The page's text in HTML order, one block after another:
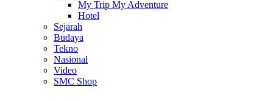
My Trip My Adventure
Hotel
Sejarah
Budaya
Tekno
Nasional
Video
SMC Shop